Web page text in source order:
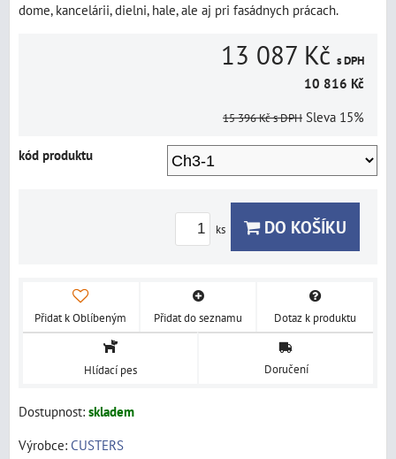
dome, kancelárii, dielni, hale, ale aj pri fasádnych prácach.
13 087 Kč s DPH
10 816 Kč
15 396 Kčs DPH Sleva 15%
kód produktu
ks DO KOŠÍKU
Přidat k Oblíbeným Přidat do seznamu Dotaz k produktu
Hlídací pes Doručení
Dostupnost: skladem
Výrobce: CUSTERS